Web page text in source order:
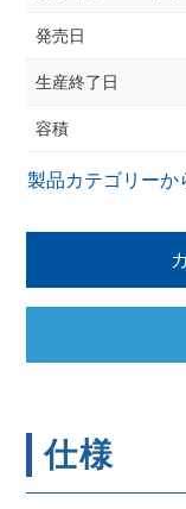
発売日
生産終了日
容積
製品カテゴリーか
仕様